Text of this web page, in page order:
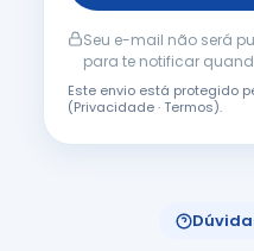
Seu e-mail não será
para te notificar
Este envio está protegido
(Privacidade·Termos).